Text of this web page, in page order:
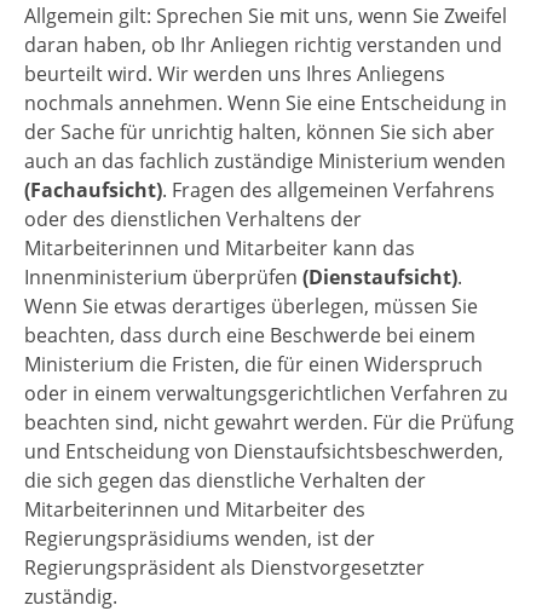
Allgemein gilt: Sprechen Sie mit uns, wenn Sie Zweifel
daran haben, ob Ihr Anliegen richtig verstanden und
beurteilt wird. Wir werden uns Ihres Anliegens
nochmals annehmen. Wenn Sie eine Entscheidung in
der Sache für unrichtig halten, können Sie sich aber
auch an das fachlich zuständige Ministerium wenden
(Fachaufsicht). Fragen des allgemeinen Verfahrens
oder des dienstlichen Verhaltens der
Mitarbeiterinnen und Mitarbeiter kann das
Innenministerium überprüfen (Dienstaufsicht).
Wenn Sie etwas derartiges überlegen, müssen Sie
beachten, dass durch eine Beschwerde bei einem
Ministerium die Fristen, die für einen Widerspruch
oder in einem verwaltungsgerichtlichen Verfahren zu
beachten sind, nicht gewahrt werden. Für die Prüfung
und Entscheidung von Dienstaufsichtsbeschwerden,
die sich gegen das dienstliche Verhalten der
Mitarbeiterinnen und Mitarbeiter des
Regierungspräsidiums wenden, ist der
Regierungspräsident als Dienstvorgesetzter
zuständig.